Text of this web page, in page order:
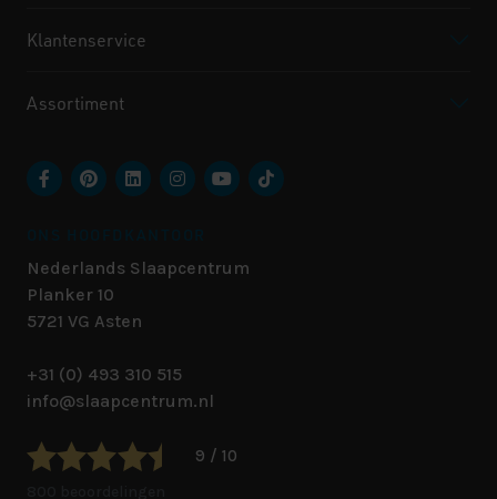
Klantenservice
Assortiment
Nederlands Slaapcentrum
Planker 10
5721 VG Asten
+31 (0) 493 310 515
info@slaapcentrum.nl
9 / 10